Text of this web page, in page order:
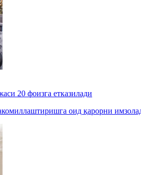
20 фоизга етказилади
оид қарорни